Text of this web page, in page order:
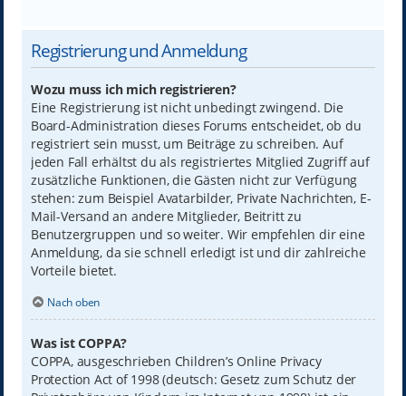
Registrierung und Anmeldung
Wozu muss ich mich registrieren?
Eine Registrierung ist nicht unbedingt zwingend. Die
Board-Administration dieses Forums entscheidet, ob du
registriert sein musst, um Beiträge zu schreiben. Auf
jeden Fall erhältst du als registriertes Mitglied Zugriff auf
zusätzliche Funktionen, die Gästen nicht zur Verfügung
stehen: zum Beispiel Avatarbilder, Private Nachrichten, E-
Mail-Versand an andere Mitglieder, Beitritt zu
Benutzergruppen und so weiter. Wir empfehlen dir eine
Anmeldung, da sie schnell erledigt ist und dir zahlreiche
Vorteile bietet.
Nach oben
Was ist COPPA?
COPPA, ausgeschrieben Children’s Online Privacy
Protection Act of 1998 (deutsch: Gesetz zum Schutz der